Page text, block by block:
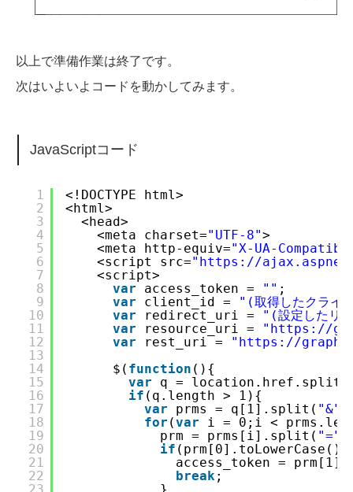
以上で準備作業は終了です。
次はいよいよコードを動かしてみます。
JavaScriptコード
1
2
3
4
5
6
7
8
9
10
11
12
13
14
15
16
17
18
19
20
21
22
<!DOCTYPE html>
<html>
<head>
<meta charset="UTF-8">
<meta http-equiv="X-UA-
<script src=" https://
<script>
var
access_token = "" ;
var
client_id =
"(取得したクラ
var
redirect_uri =
"(設定したリ
var
resource_uri = " https://
var
rest_uri = " https://
$( function (){
var
q = location.href.split(
if (q.length > 1){
var
prms = q[1].split( "&"
for (var
i = 0;i <
prm = prms[i].split( "="
if (prm[0].toLowerCase()
access_token =
break;